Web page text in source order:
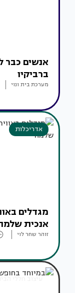
אנשים כבר
ברביקיו
מערכת בית ונוי
אדריכלות
מגדלים
אנכית
זוהר שחר לוי